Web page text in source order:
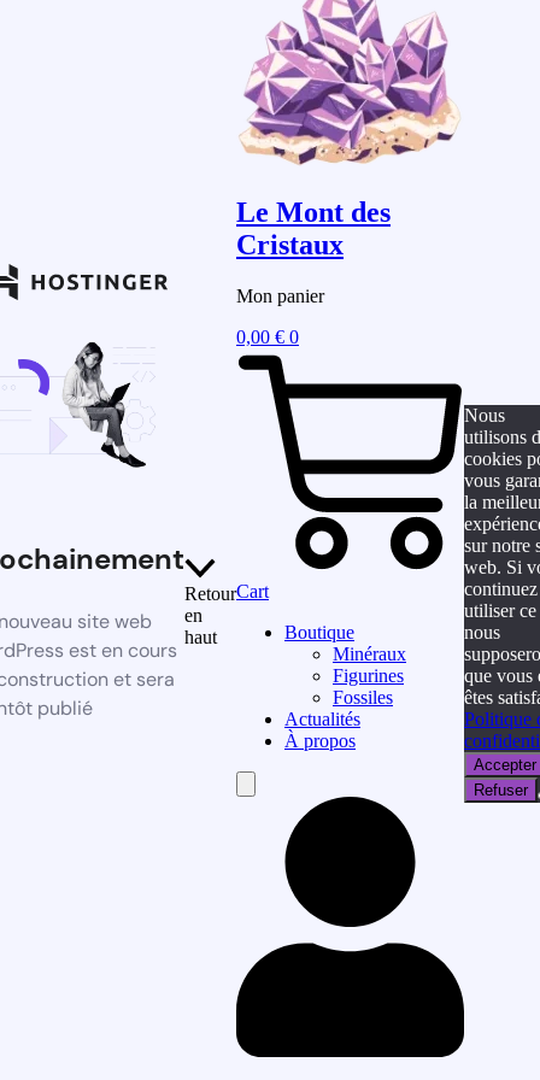
site web
est en cours
et sera
publié
Retour
en
haut
Le Mont des
Cristaux
Mon panier
0,00 € 0
Cart
Boutique
Minéraux
Figurines
Fossiles
Actualités
À propos
Toggle
Nous
utilisons
cookies
vous
la
sur notre
web. Si
continuez
utiliser ce
nous
que vous
êtes
Politique
Accepter
Refuser